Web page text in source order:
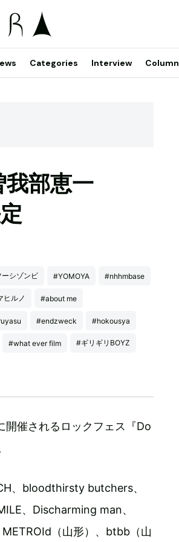
Categories Interview Column
部恵一
シゾンビ #YOMOYA #nhhmbase
ヒルノ #about me
#endzweck #hokousya
#what ever film #ギリギリBOYZ
開催されるロックフェス『Do
、bloodthirsty butchers、
、Discharming man、
（山形）、btbb（山